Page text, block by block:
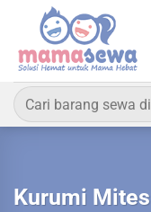
content
Pencarian
untuk:
Kurumi